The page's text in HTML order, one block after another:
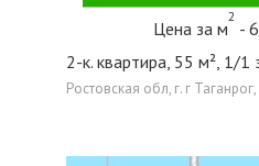
Цена за м
2
-
2-к. квартира, 55 м², 1/1
Ростовская обл, г. г